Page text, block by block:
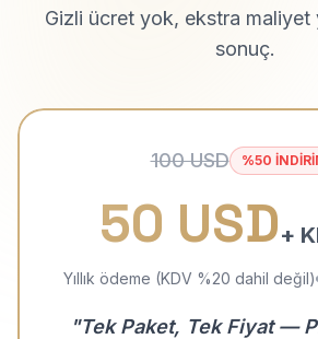
Gizli ücret yok, ekstra
sonuç.
100 USD %50
50 USD+
Yıllık ödeme (KDV %20 dahil değil)
"Tek Paket, Tek Fiyat —